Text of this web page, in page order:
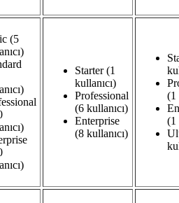
(5
Starter (1
kullanıcı)
Professional
(6 kullanıcı)
Enterprise
(8 kullanıcı)
(1
(1